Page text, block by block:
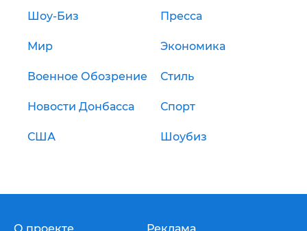
Шоу-Биз Пресса
Мир Экономика
Военное Обозрение Стиль
Новости Донбасса Спорт
США Шоубиз